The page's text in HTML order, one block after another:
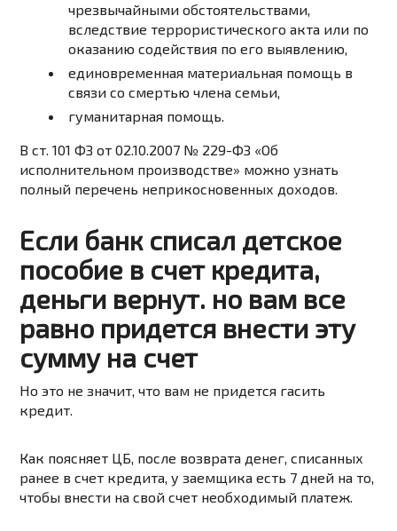
чрезвычайными обстоятельствами,
вследствие террористического акта или по
оказанию содействия по его выявлению,
единовременная материальная помощь в
связи со смертью члена семьи,
гуманитарная помощь.
В ст. 101 ФЗ от 02.10.2007 № 229-ФЗ «Об
исполнительном производстве» можно узнать
полный перечень неприкосновенных доходов.
Если банк списал детское
пособие в счет кредита,
деньги вернут. но вам все
равно придется внести эту
сумму на счет
Но это не значит, что вам не придется гасить
кредит.
Как поясняет ЦБ, после возврата денег, списанных
ранее в счет кредита, у заемщика есть 7 дней на то,
чтобы внести на свой счет необходимый платеж.